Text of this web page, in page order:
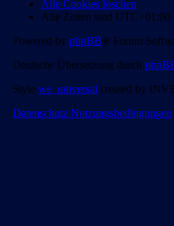
Alle Cookies löschen
Alle Zeiten sind UTC+01:00
Powered by phpBB® Forum
Deutsche Übersetzung durch
Style we_universal created by
Datenschutz Nutzungsbedingungen